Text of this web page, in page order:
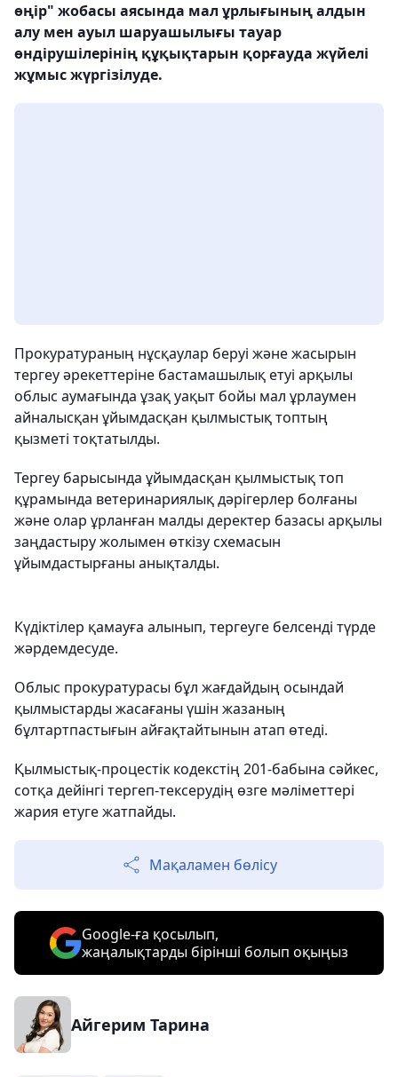
өңір" жобасы аясында мал ұрлығының алдын
алу мен ауыл шаруашылығы тауар
өндірушілерінің құқықтарын қорғауда жүйелі
жұмыс жүргізілуде.
Прокуратураның нұсқаулар беруі және жасырын
тергеу әрекеттеріне бастамашылық етуі арқылы
облыс аумағында ұзақ уақыт бойы мал ұрлаумен
айналысқан ұйымдасқан қылмыстық топтың
қызметі тоқтатылды.
Тергеу барысында ұйымдасқан қылмыстық топ
құрамында ветеринариялық дәрігерлер болғаны
және олар ұрланған малды деректер базасы арқылы
заңдастыру жолымен өткізу схемасын
ұйымдастырғаны анықталды.
Күдіктілер қамауға алынып, тергеуге белсенді түрде
жәрдемдесуде.
Облыс прокуратурасы бұл жағдайдың осындай
қылмыстарды жасағаны үшін жазаның
бұлтартпастығын айғақтайтынын атап өтеді.
Қылмыстық-процестік кодекстің 201-бабына сәйкес,
сотқа дейінгі тергеп-тексерудің өзге мәліметтері
жария етуге жатпайды.
Мақаламен бөлісу
Google-ға қосылып,
жаңалықтарды бірінші болып оқыңыз
Айгерим Тарина